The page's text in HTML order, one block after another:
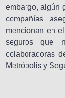
embargo, algún
compañías
mencionan en
seguros que
colaboradoras
Metrópolis y